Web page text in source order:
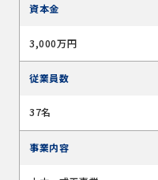
資本金
3,000万円
従業員数
37名
事業内容